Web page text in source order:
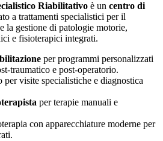
Riabilitativo è un centro di
a trattamenti specialistici per il
la gestione di patologie motorie,
e fisioterapici integrati.
per programmi personalizzati
traumatico e post-operatorio.
per visite specialistiche e diagnostica
per terapie manuali e
con apparecchiature moderne per